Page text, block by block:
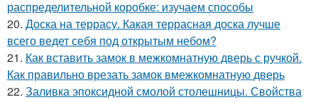
распределительной коробке: изучаем способы
20. Доска на террасу. Какая террасная доска лучше
всего ведет себя под открытым небом?
21. Как вставить замок в межкомнатную дверь с ручкой.
Как правильно врезать замок вмежкомнатную дверь
22. Заливка эпоксидной смолой столешницы. Свойства